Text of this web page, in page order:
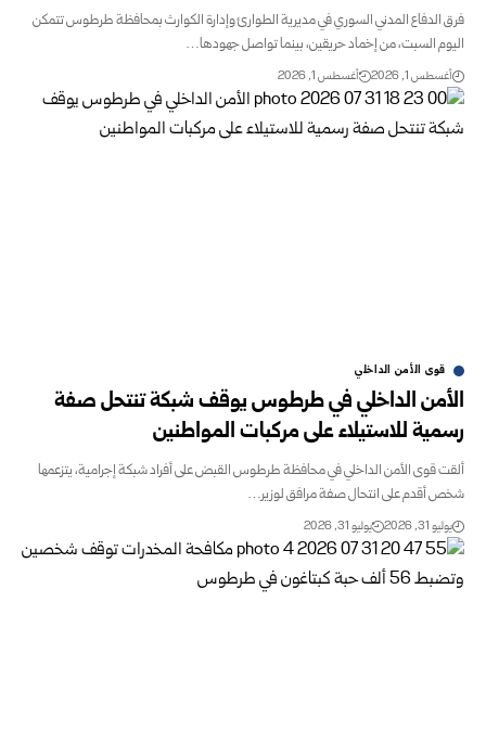
فرق الدفاع المدني السوري في مديرية الطوارئ وإدارة الكوارث ‏بمحافظة طرطوس تتمكن
اليوم السبت، من إخماد حريقين، بينما ‏تواصل جهودها…
أغسطس 1, 2026 أغسطس 1, 2026
قوى الأمن الداخلي
الأمن الداخلي في طرطوس يوقف شبكة تنتحل صفة
رسمية للاستيلاء على مركبات المواطنين
ألقت قوى الأمن الداخلي في محافظة طرطوس القبض على أفراد شبكة إجرامية، يتزعمها
شخص أقدم على انتحال صفة مرافق لوزير…
يوليو 31, 2026 يوليو 31, 2026